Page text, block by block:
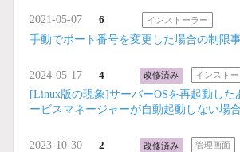
2021-05-07 6 インストーラー
手動でポート番号を変更した場合の制限
2024-05-17 4 改修済み インスト
[Linux版の現象]サーバーOSを再起動した
ービスマネージャーが自動起動しない場合
2023-10-30 2 改修済み 管理画面